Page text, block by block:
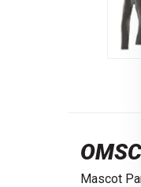
Mascot